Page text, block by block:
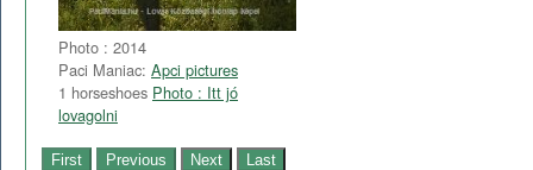
Photo : 2014
Paci Maniac: Apci pictures
1 horseshoes Photo : Itt jó
lovagolni